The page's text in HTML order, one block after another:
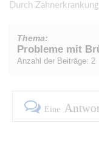
Durch
Thema:
Probleme mit
Anzahl der Beiträge: 2
Eine